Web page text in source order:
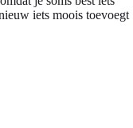
iets moois toevoegt